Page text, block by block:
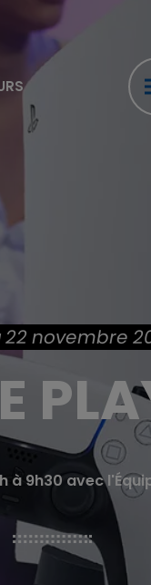
22 novembre
à 9h30 avec